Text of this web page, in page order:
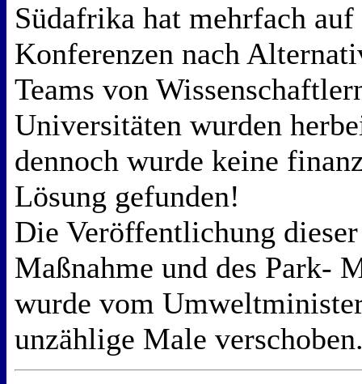
Südafrika hat mehrfach
Konferenzen nach
Teams von
Universitäten wurden
dennoch wurde keine
Lösung gefunden!
Die Veröffentlichung
Maßnahme und des Park-
wurde vom
unzählige Male